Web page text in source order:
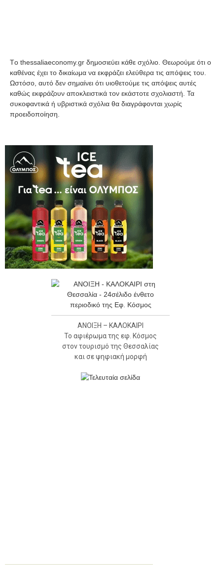
Tο thessaliaeconomy.gr δημοσιεύει κάθε σχόλιο. Θεωρούμε ότι ο
καθένας έχει το δικαίωμα να εκφράζει ελεύθερα τις απόψεις του.
Ωστόσο, αυτό δεν σημαίνει ότι υιοθετούμε τις απόψεις αυτές
καθώς εκφράζουν αποκλειστικά τον εκάστοτε σχολιαστή. Τα
συκοφαντικά ή υβριστικά σχόλια θα διαγράφονται χωρίς
προειδοποίηση.
ΑΝΟΙΞΗ – ΚΑΛΟΚΑΙΡΙ
Το αφιέρωμα της εφ. Κόσμος
στον τουρισμό της Θεσσαλίας
και σε ψηφιακή μορφή